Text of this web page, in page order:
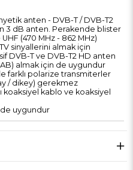
anten - DVB-T / DVB-T2
3 dB anten. Perakende blister
(470 MHz - 862 MHz)
sinyallerini almak için
DVB-T ve DVB-T2 HD anten
almak için de uygundur
farklı polarize transmiterler
/ dikey) gerekmez
koaksiyel kablo ve koaksiyel
uygundur